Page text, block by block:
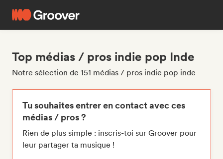
Top médias / pros indie pop Inde
Notre sélection de 151 médias / pros indie pop inde
Tu souhaites entrer en contact avec ces
médias / pros ?
Rien de plus simple : inscris-toi sur Groover pour
leur partager ta musique !